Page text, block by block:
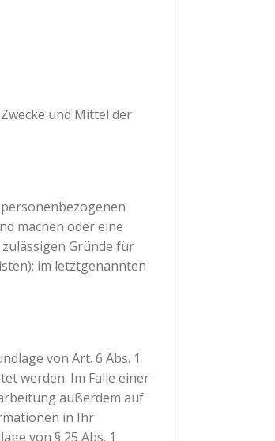
und Mittel der
machen oder eine
Gründe für
im letztgenannten
von Art. 6 Abs. 1
werden. Im Falle einer
außerdem auf
in Ihr
von § 25 Abs. 1